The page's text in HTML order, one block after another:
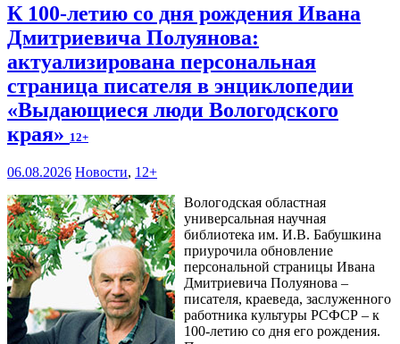
К 100-летию со дня рождения Ивана
Дмитриевича Полуянова:
актуализирована персональная
страница писателя в энциклопедии
«Выдающиеся люди Вологодского
края» 12+
06.08.2026 Новости, 12+
Вологодская областная
универсальная научная
библиотека им. И.В. Бабушкина
приурочила обновление
персональной страницы Ивана
Дмитриевича Полуянова –
писателя, краеведа, заслуженного
работника культуры РСФСР – к
100‑летию со дня его рождения.